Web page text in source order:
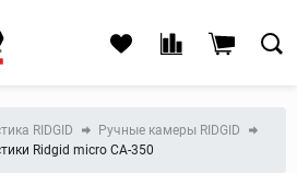
RIDGID
Ручные камеры RIDGID
Ridgid micro CA-350